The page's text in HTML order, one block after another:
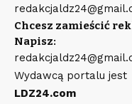
Chcesz zamieścić
Napisz:
Wydawcą portalu jest
LDZ24.com